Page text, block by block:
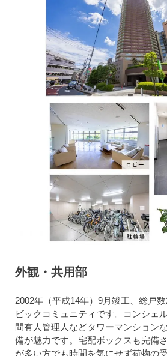
外観・共用部
2002年（平成14年）9月竣工、総戸
ビックコミュニティです。コンシェ
間有人管理人などタワーマンション
備が魅力です。宅配ボックスも完備
が多い方でも時間を気にせず荷物の